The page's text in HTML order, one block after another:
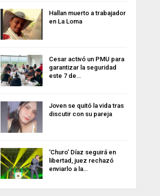
Hallan muerto a trabajador
en La Loma
Cesar activó un PMU para
garantizar la seguridad
este 7 de…
Joven se quitó la vida tras
discutir con su pareja
‘Churo’ Díaz seguirá en
libertad, juez rechazó
enviarlo a la…